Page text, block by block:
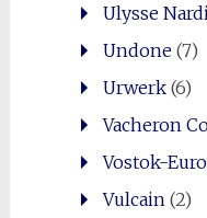
Ulysse
Undone(7)
Urwerk(6)
Vacheron
Vostok-
Vulcain(2)